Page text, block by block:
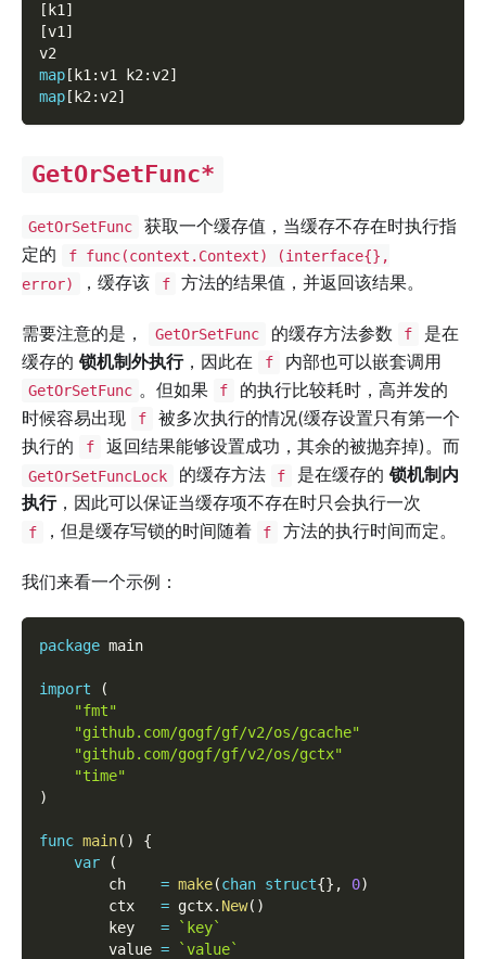
[ k1 ]
[v1 ]
v2
map [ k1 :v1 k2 :v2]
map [ k2 :v2]
GetOrSetFunc*
GetOrSetFunc
获取一个缓存值，当缓存不存在时执行指
定的
f func(context.Context) (interface{},
error)
，缓存该 f 方法的结果值，并返回该结果。
需要注意的是， GetOrSetFunc 的缓存方法参数 f
是在
缓存的 锁机制外执行，因此在 f 内部也可以嵌套调用
GetOrSetFunc 。但如果 f
的执行比较耗时，高并发的
时候容易出现
f
被多次执行的情况(缓存设置只有第一个
执行的
f 返回结果能够设置成功，其余的被抛弃掉)。而
GetOrSetFuncLock 的缓存方法 f 是在缓存的 锁机制内
执行，因此可以保证当缓存项不存在时只会执行一次
f ，但是缓存写锁的时间随着 f 方法的执行时间而定。
我们来看一个示例：
package main
import
(
"fmt"
"github.com/gogf/gf/v2/os/gcache"
"github.com/gogf/gf/v2/os/gctx"
"time"
)
func main( )
{
var
(
        ch
= make(chan struct{} , 0)
        ctx
= gctx. New( )
        key
=
`key`
        value
=
`value`